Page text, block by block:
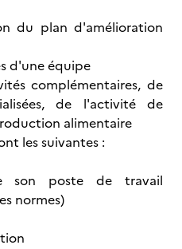
du plan d'amélioration
d'une équipe
complémentaires, de
de l'activité de
alimentaire
les suivantes :
son poste de travail
normes)